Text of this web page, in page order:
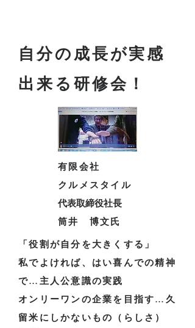
自分の成長が実感
出来る研修会！
有限会社
クルメスタイル
代表取締役社長
筒井 博文氏
​「役割が自分を大きくする」
私でよければ、はい喜んでの精神
で…主人公意識の実践
オンリーワンの企業を目指す…久
留米にしかないもの（らしさ）